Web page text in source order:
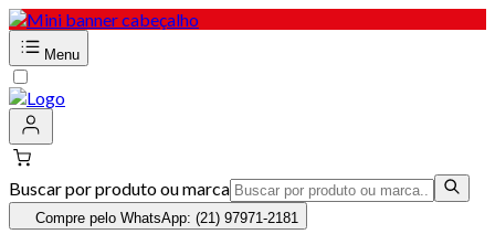
Menu
Buscar por produto ou marca
Compre pelo WhatsApp: (21) 97971-2181